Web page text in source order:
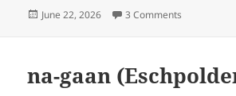
Posted
June 22, 2026 3 Comments
na-gaan